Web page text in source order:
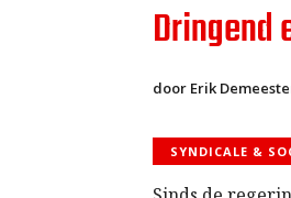
Dringend
door Erik
SYNDICALE &